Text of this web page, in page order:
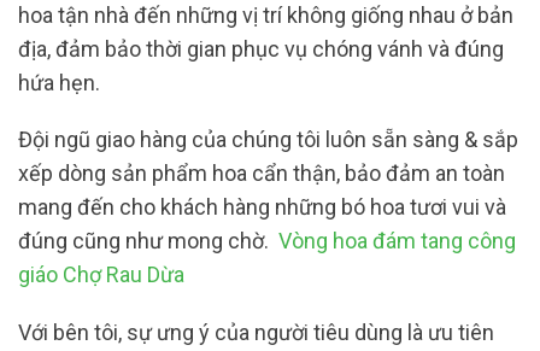
hoa tận nhà đến những vị trí không giống nhau ở bản
địa, đảm bảo thời gian phục vụ chóng vánh và đúng
hứa hẹn.
Đội ngũ giao hàng của chúng tôi luôn sẵn sàng & sắp
xếp dòng sản phẩm hoa cẩn thận, bảo đảm an toàn
mang đến cho khách hàng những bó hoa tươi vui và
đúng cũng như mong chờ. Vòng hoa đám tang công
giáo Chợ Rau Dừa
Với bên tôi, sự ưng ý của người tiêu dùng là ưu tiên